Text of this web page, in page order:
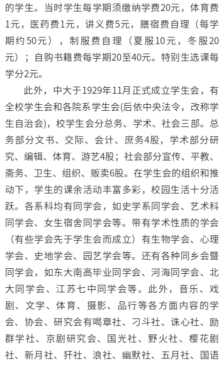
的学生。当时学生每学期须缴纳学费20元，体育费
1元，医药费1元，讲义费5元，膳宿费自理（每学
期约50元），制服费自理（夏服10元，冬服20
元）；自购书籍费每学期20至40元。特别生选课每
学分2元。
此外，中大于1929年11月正式成立学生会，有
全校学生会和各院系学生会(后依中央法令，改称学
生自治会)，校学生会分总务、学术、社会三部。总
务部分文书、交际、会计、庶务4股，学术部分研
究、编辑、体育、游艺4股；社会部分宣传、平教、
斋务、卫生、组织、贩卖6股。在学生会的组织和推
动下，学生的课余活动丰富多彩，校园生活十分活
跃。各系科均有同学会，如史学系同学会、艺术科
同学会、女生宿舍同学会等。带有学术性质的学会
（有些学会先于学生会而成立）有生物学会、心理
学会、史地学会、园艺学会等。还有各种同乡会暨
同学会，如东大南高毕业同学会、河海同学会、北
大同学会、江苏七中同学会等。此外，音乐、戏
剧、文学、体育、摄影、品行等各方面内容的学
会、协会、研究会有喝章社、刁斗社、诛心社、励
群学社、京剧研究会、国光社、野火社、樱花剧
社、新月社、犴社、浪社、幽默社、五月社、国语